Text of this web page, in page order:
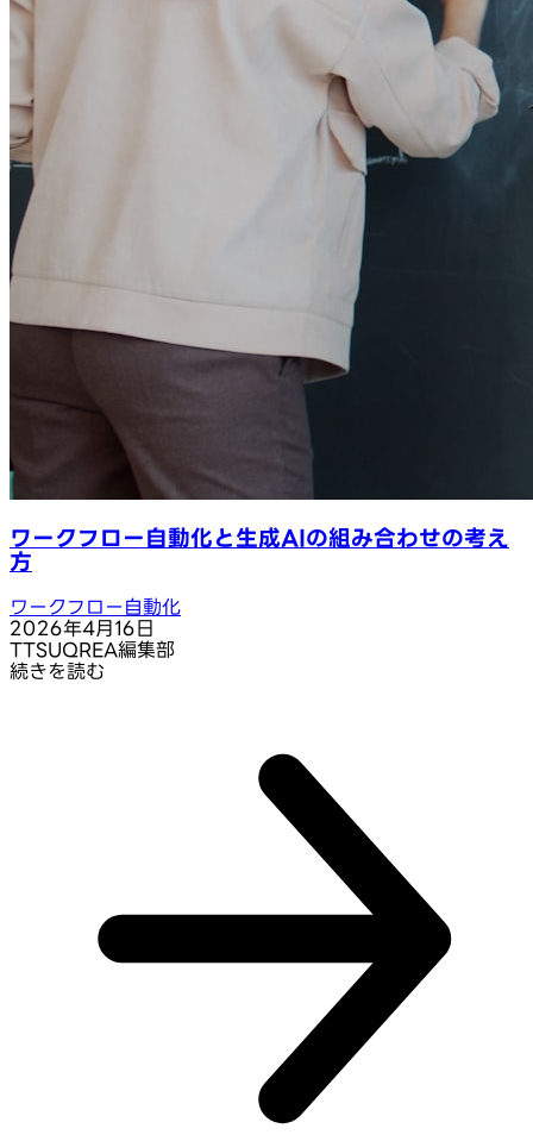
ワークフロー自動化と生成AIの組み合わせの考え
方
ワークフロー自動化
2026年4月16日
TTSUQREA編集部
続きを読む